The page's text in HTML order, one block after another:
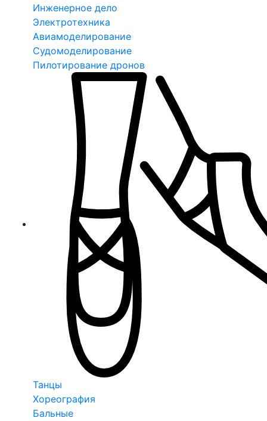
Инженерное дело
Электротехника
Авиамоделирование
Судомоделирование
Пилотирование дронов
Танцы
Хореография
Бальные